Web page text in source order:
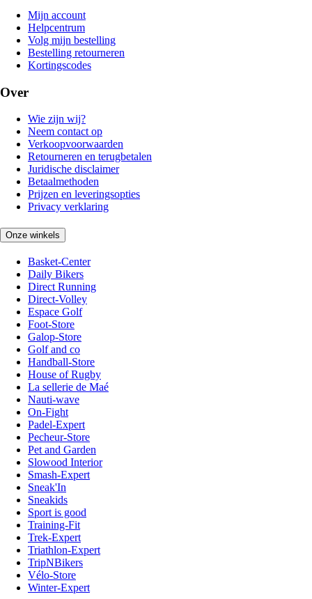
Mijn account
Helpcentrum
Volg mijn bestelling
Bestelling retourneren
Kortingscodes
Over
Wie zijn wij?
Neem contact op
Verkoopvoorwaarden
Retourneren en terugbetalen
Juridische disclaimer
Betaalmethoden
Prijzen en leveringsopties
Privacy verklaring
Onze winkels
Basket-Center
Daily Bikers
Direct Running
Direct-Volley
Espace Golf
Foot-Store
Galop-Store
Golf and co
Handball-Store
House of Rugby
La sellerie de Maé
Nauti-wave
On-Fight
Padel-Expert
Pecheur-Store
Pet and Garden
Slowood Interior
Smash-Expert
Sneak'In
Sneakids
Sport is good
Training-Fit
Trek-Expert
Triathlon-Expert
TripNBikers
Vélo-Store
Winter-Expert